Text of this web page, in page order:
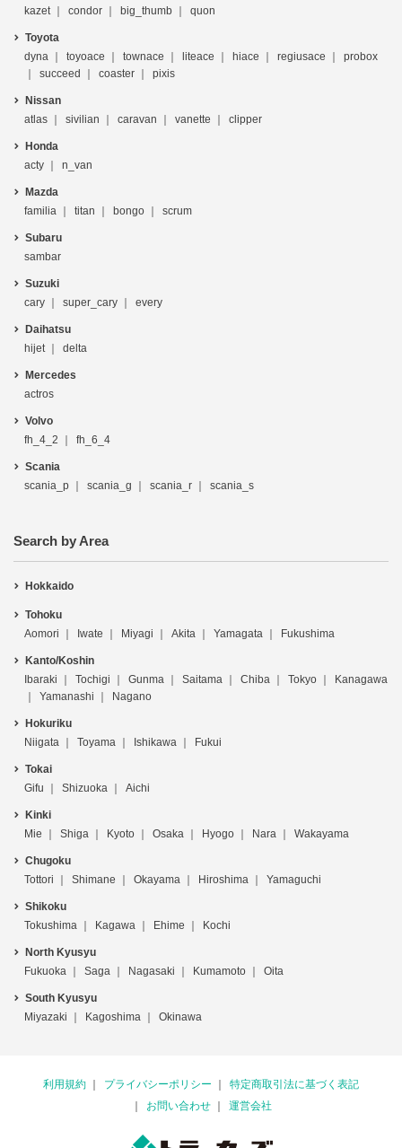
kazet
condor big_thumb quon
Toyota
dyna
toyoace townace liteace hiace regiusace
probox
succeed
coaster pixis
Nissan
atlas
sivilian caravan vanette clipper
Honda
acty
n_van
Mazda
familia
titan bongo scrum
Subaru
sambar
Suzuki
cary
super_cary every
Daihatsu
hijet
delta
Mercedes
actros
Volvo
fh_4_2
fh_6_4
Scania
scania_p
scania_g scania_r scania_s
Search by Area
Hokkaido
Tohoku
Aomori
Iwate Miyagi Akita Yamagata Fukushima
Kanto/Koshin
Ibaraki
Tochigi Gunma Saitama Chiba Tokyo
Kanagawa
Yamanashi
Nagano
Hokuriku
Niigata
Toyama Ishikawa Fukui
Tokai
Gifu
Shizuoka Aichi
Kinki
Mie
Shiga Kyoto Osaka Hyogo Nara Wakayama
Chugoku
Tottori
Shimane Okayama Hiroshima Yamaguchi
Shikoku
Tokushima
Kagawa Ehime Kochi
North Kyusyu
Fukuoka
Saga Nagasaki Kumamoto Oita
South Kyusyu
Miyazaki
Kagoshima Okinawa
利用規約 プライバシーポリシー
特定商取引法に基づく表記
お問い合わせ
運営会社